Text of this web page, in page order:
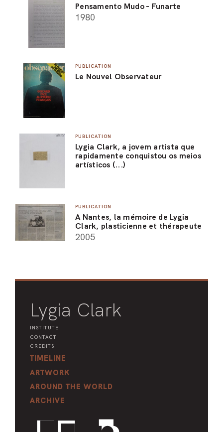
Pensamento Mudo - Funarte
1980
PUBLICATION
Le Nouvel Observateur
PUBLICATION
Lygia Clark, a jovem artista que
rapidamente conquistou os meios
artísticos (...)
PUBLICATION
A Nantes, la mémoire de Lygia
Clark, plasticienne et thérapeute
2005
Lygia Clark
INSTITUTE
CONTACT
CREDITS
TIMELINE
ARTWORK
AROUND THE WORLD
ARCHIVE